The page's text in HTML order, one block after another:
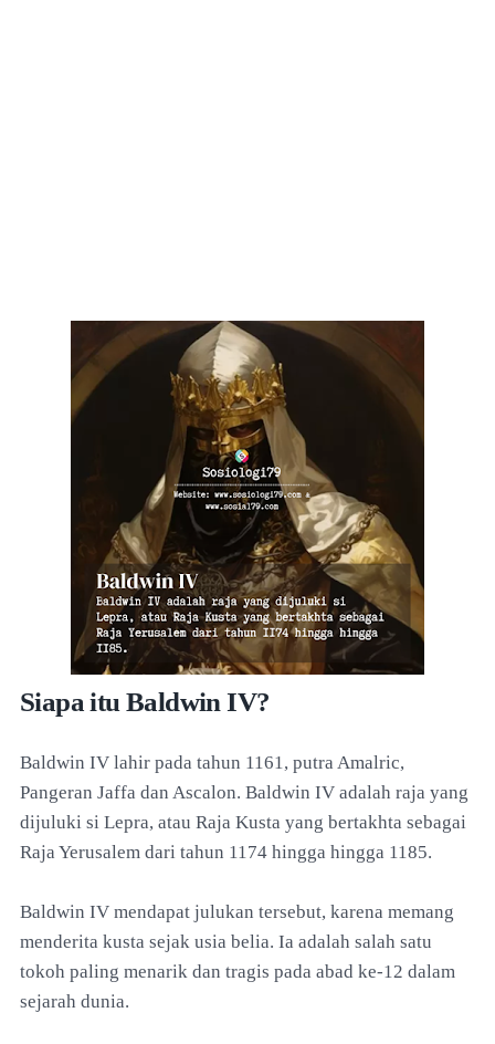
Siapa itu Baldwin IV?
Baldwin IV lahir pada tahun 1161, putra Amalric,
Pangeran Jaffa dan Ascalon. Baldwin IV adalah raja yang
dijuluki si Lepra, atau Raja Kusta yang bertakhta sebagai
Raja Yerusalem dari tahun 1174 hingga hingga 1185.
Baldwin IV mendapat julukan tersebut, karena memang
menderita kusta sejak usia belia. Ia adalah salah satu
tokoh paling menarik dan tragis pada abad ke-12 dalam
sejarah dunia.